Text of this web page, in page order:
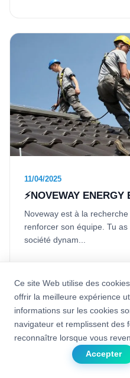
11/04/2025
⚡NOVEWAY ENERGY
Noveway est à la
renforcer son équipe. Tu
société dynam...
Ce site Web utilise des
offrir la meilleure expérience
informations sur les cookies
navigateur et remplissent des
reconnaître lorsque vous
Accepter